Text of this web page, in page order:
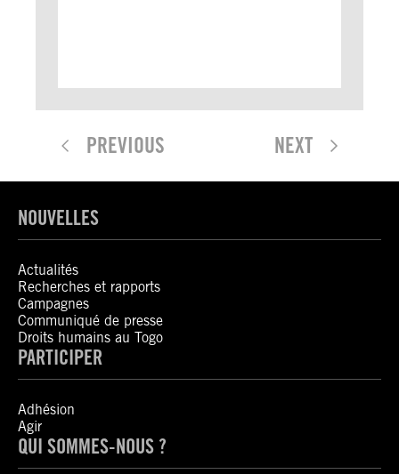
PREVIOUS NEXT
NOUVELLES
Actualités
Recherches et rapports
Campagnes
Communiqué de presse
Droits humains au Togo
PARTICIPER
Adhésion
Agir
QUI SOMMES-NOUS ?